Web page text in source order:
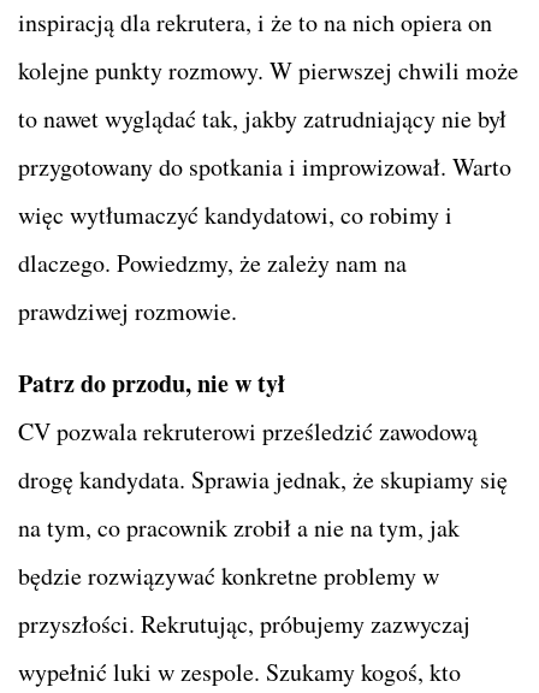
inspiracją dla rekrutera, i że to na nich opiera on
kolejne punkty rozmowy. W pierwszej chwili może
to nawet wyglądać tak, jakby zatrudniający nie był
przygotowany do spotkania i improwizował. Warto
więc wytłumaczyć kandydatowi, co robimy i
dlaczego. Powiedzmy, że zależy nam na
prawdziwej rozmowie.
Patrz do przodu, nie w tył
CV pozwala rekruterowi prześledzić zawodową
drogę kandydata. Sprawia jednak, że skupiamy się
na tym, co pracownik zrobił a nie na tym, jak
będzie rozwiązywać konkretne problemy w
przyszłości. Rekrutując, próbujemy zazwyczaj
wypełnić luki w zespole. Szukamy kogoś, kto